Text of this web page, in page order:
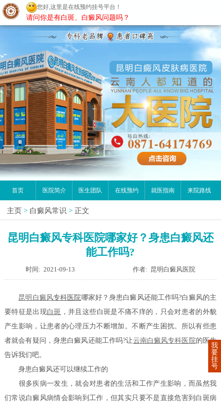
昆明白癜风医院
首页 医院简介 医生团队 在线预约 就医指南 来院路线
主页 > 白癜风常识 > 正文
昆明白癜风专科医院哪家好？身患白癜风还
能工作吗?
时间: 2021-09-13 作者: 昆明白癜风医院
昆明 白癜风专科医院哪家好？身患白癜风还能工作吗?白癜风的主
要特征是出现白斑 ，并且这些白斑是不痛不痒的，只会对患者的外貌
产生影响，让患者的心理压力不断增加。不断产生困扰。所以有些患
者就会有疑问，身患白癜风还能工作吗?让云南白癜风专科医院的医生
告诉我们吧。
身患白癜风还可以继续工作的
很多疾病一发生，就会对患者的生活和工作产生影响，而虽然我
们常说白癜风病情会影响到工作，但其实只要不是直接危害到白斑病
我
要
挂
号
您好,这里是在线预约挂号平台！
请问你是有白斑、白癜风问题吗？